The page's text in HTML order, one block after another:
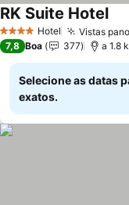
4 EstrelasHotel Vistas
RK Suite HotelVer
7,8 Boa 377 a 1.8
Selecione as datas
exatos.